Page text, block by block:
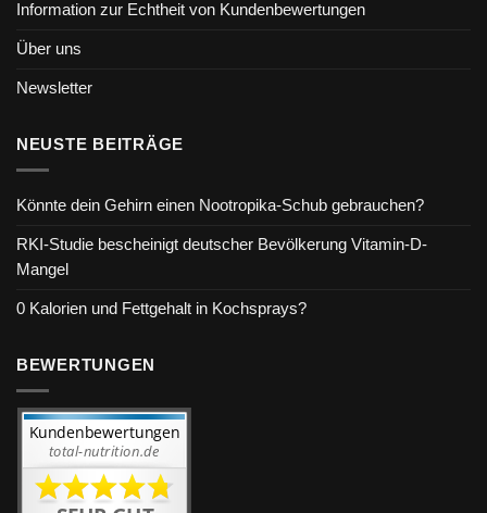
Information zur Echtheit von Kundenbewertungen
Über uns
Newsletter
NEUSTE BEITRÄGE
Könnte dein Gehirn einen Nootropika-Schub gebrauchen?
RKI-Studie bescheinigt deutscher Bevölkerung Vitamin-D-
Mangel
0 Kalorien und Fettgehalt in Kochsprays?
BEWERTUNGEN